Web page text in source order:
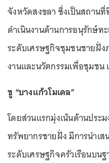
จังหวัดสงขลา ซึ่งเป็นสถาน
ดำเนินงานด้านการอนุรักษ์ท
ระดับเศรษฐกิจชุมชนชายฝั่
งานและนวัตกรรมเพื่อชุมช
ชู “บางแก้วโมเดล”
โดยส่วนแรกมุ่งเน้นด้านประ
ทรัพยากรชายฝั่ง มีการนำเส
ระดับเศรษฐกิจครัวเรือนบน